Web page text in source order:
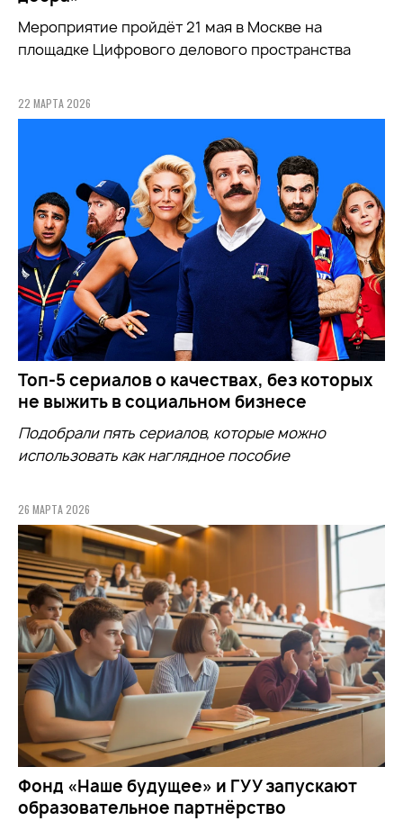
Мероприятие пройдёт 21 мая в Москве на
площадке Цифрового делового пространства
22 МАРТА 2026
Топ-5 сериалов о качествах, без которых
не выжить в социальном бизнесе
Подобрали пять сериалов, которые можно
использовать как наглядное пособие
26 МАРТА 2026
Фонд «Наше будущее» и ГУУ запускают
образовательное партнёрство